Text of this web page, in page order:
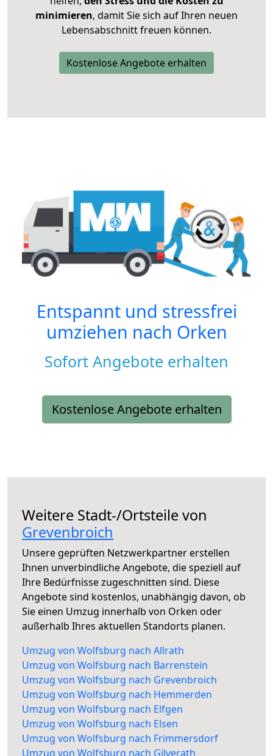
minimieren, damit Sie sich auf Ihren neuen
Lebensabschnitt freuen können.
Kostenlose Angebote erhalten
Entspannt und stressfrei
umziehen nach Orken
Sofort Angebote erhalten
Kostenlose Angebote erhalten
Weitere Stadt-/Ortsteile von
Grevenbroich
Unsere geprüften Netzwerkpartner erstellen
Ihnen unverbindliche Angebote, die speziell auf
Ihre Bedürfnisse zugeschnitten sind. Diese
Angebote sind kostenlos, unabhängig davon, ob
Sie einen Umzug innerhalb von Orken oder
außerhalb Ihres aktuellen Standorts planen.
Umzug von Wolfsburg nach Allrath
Umzug von Wolfsburg nach Barrenstein
Umzug von Wolfsburg nach Grevenbroich
Umzug von Wolfsburg nach Hemmerden
Umzug von Wolfsburg nach Elfgen
Umzug von Wolfsburg nach Elsen
Umzug von Wolfsburg nach Frimmersdorf
Umzug von Wolfsburg nach Gilverath